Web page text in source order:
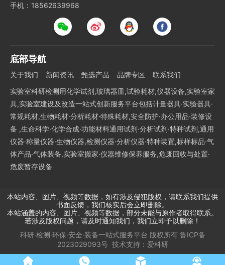
手机：18562639968
底部导航
关于我们 新闻资讯 甄选产品 品牌专区
联系我们
实验室科研检测用化学试剂,玻璃器皿,试验耗材,仪器设备,实验室家
具,实验室建设及改造一站式创新服务平台包括计量器具·实验器具·
常规耗材,生物耗材·分析耗材·特殊耗材,安全防护·办公用品·装修设
备 ,生命科学·化学合成·功能材料通用试剂·分析试剂·特种试剂,通用
仪器·称量仪器·生物仪器,检测仪器·分析仪器·特种装置,标样标品·气
体产品·气体装备,实验室搬家·仪器维修保养服务,危废回收与处置·
危废暂存设备
本站内容、图片、视频等数据，如有涉及侵犯版权，请联系我们提供
书面反馈，我们核实后会立即删除。
本站涵盖的内容、图片、视频等数据，部分未能与原作者取得联系。
若涉及版权问题，请及时通知我们，我们立即予以删除！
科研·检测·环保·安全·装备一站式服务平台 版权所有 鲁ICP备
2023029093号 技术支持： 爱科研